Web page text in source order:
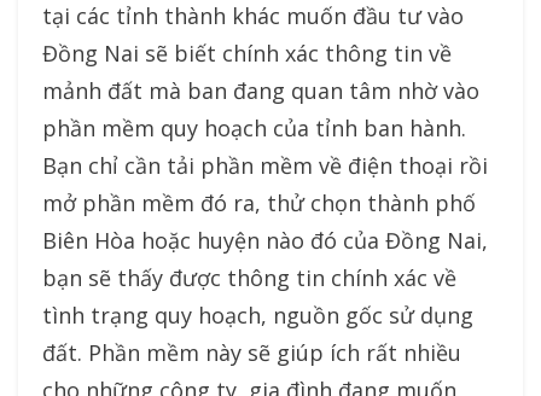
tại các tỉnh thành khác muốn đầu tư vào
Đồng Nai sẽ biết chính xác thông tin về
mảnh đất mà ban đang quan tâm nhờ vào
phần mềm quy hoạch của tỉnh ban hành.
Bạn chỉ cần tải phần mềm về điện thoại rồi
mở phần mềm đó ra, thử chọn thành phố
Biên Hòa hoặc huyện nào đó của Đồng Nai,
bạn sẽ thấy được thông tin chính xác về
tình trạng quy hoạch, nguồn gốc sử dụng
đất. Phần mềm này sẽ giúp ích rất nhiều
cho những công ty, gia đình đang muốn